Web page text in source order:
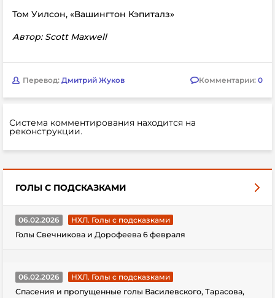
Том Уилсон, «Вашингтон Кэпиталз»
Автор: Scott Maxwell
Перевод: Дмитрий Жуков Комментарии: 0
Система комментирования находится на
реконструкции.
ГОЛЫ С ПОДСКАЗКАМИ
06.02.2026
НХЛ. Голы с подсказками
Голы Свечникова и Дорофеева 6 февраля
06.02.2026
НХЛ. Голы с подсказками
Спасения и пропущенные голы Василевского, Тарасова,